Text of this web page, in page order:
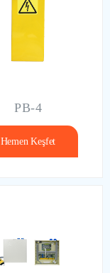
PB-4
Hemen Keşfet